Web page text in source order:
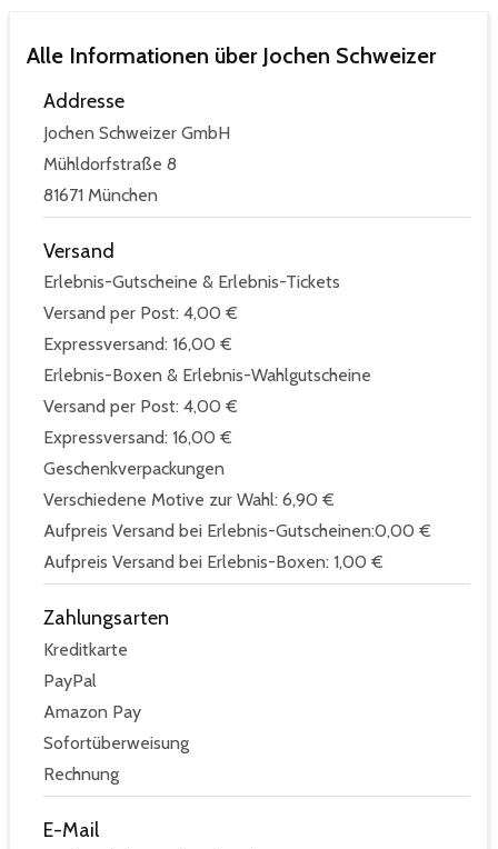
Alle Informationen über Jochen Schweizer
Addresse
Jochen Schweizer GmbH
Mühldorfstraße 8
81671 München
Versand
Erlebnis-Gutscheine & Erlebnis-Tickets
Versand per Post: 4,00 €
Expressversand: 16,00 €
Erlebnis-Boxen & Erlebnis-Wahlgutscheine
Versand per Post: 4,00 €
Expressversand: 16,00 €
Geschenkverpackungen
Verschiedene Motive zur Wahl: 6,90 €
Aufpreis Versand bei Erlebnis-Gutscheinen:0,00 €
Aufpreis Versand bei Erlebnis-Boxen: 1,00 €
Zahlungsarten
Kreditkarte
PayPal
Amazon Pay
Sofortüberweisung
Rechnung
E-Mail